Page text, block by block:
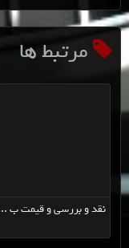
مرتبط ها
نقد و بررسی و قیمت ب ...